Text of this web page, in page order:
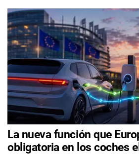
La nueva función que
obligatoria en los coches